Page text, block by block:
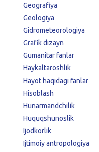
Geografiya
Geologiya
Gidrometeorologiya
Grafik dizayn
Gumanitar fanlar
Haykaltaroshlik
Hayot haqidagi fanlar
Hisoblash
Hunarmandchilik
Huquqshunoslik
Ijodkorlik
Ijtimoiy antropologiya